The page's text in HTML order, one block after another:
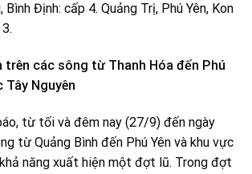
Bình Định: cấp 4. Quảng Trị, Phú Yên, Kon
trên các sông từ Thanh Hóa đến Phú
Tây Nguyên
từ tối và đêm nay (27/9) đến ngày
từ Quảng Bình đến Phú Yên và khu vực
năng xuất hiện một đợt lũ. Trong đợt